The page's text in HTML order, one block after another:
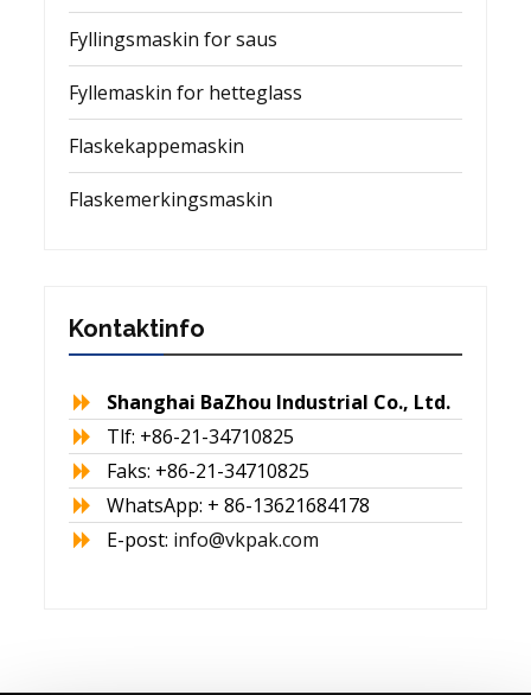
Fyllingsmaskin for saus
Fyllemaskin for hetteglass
Flaskekappemaskin
Flaskemerkingsmaskin
Kontaktinfo
Shanghai BaZhou Industrial Co., Ltd.
Tlf: +86-21-34710825
Faks: +86-21-34710825
WhatsApp: + 86-13621684178
E-post: info@vkpak.com